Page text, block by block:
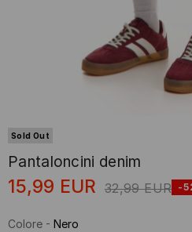
Sold Out
Pantaloncini denim
15,99 EUR 32,99 EUR -
Colore - Nero